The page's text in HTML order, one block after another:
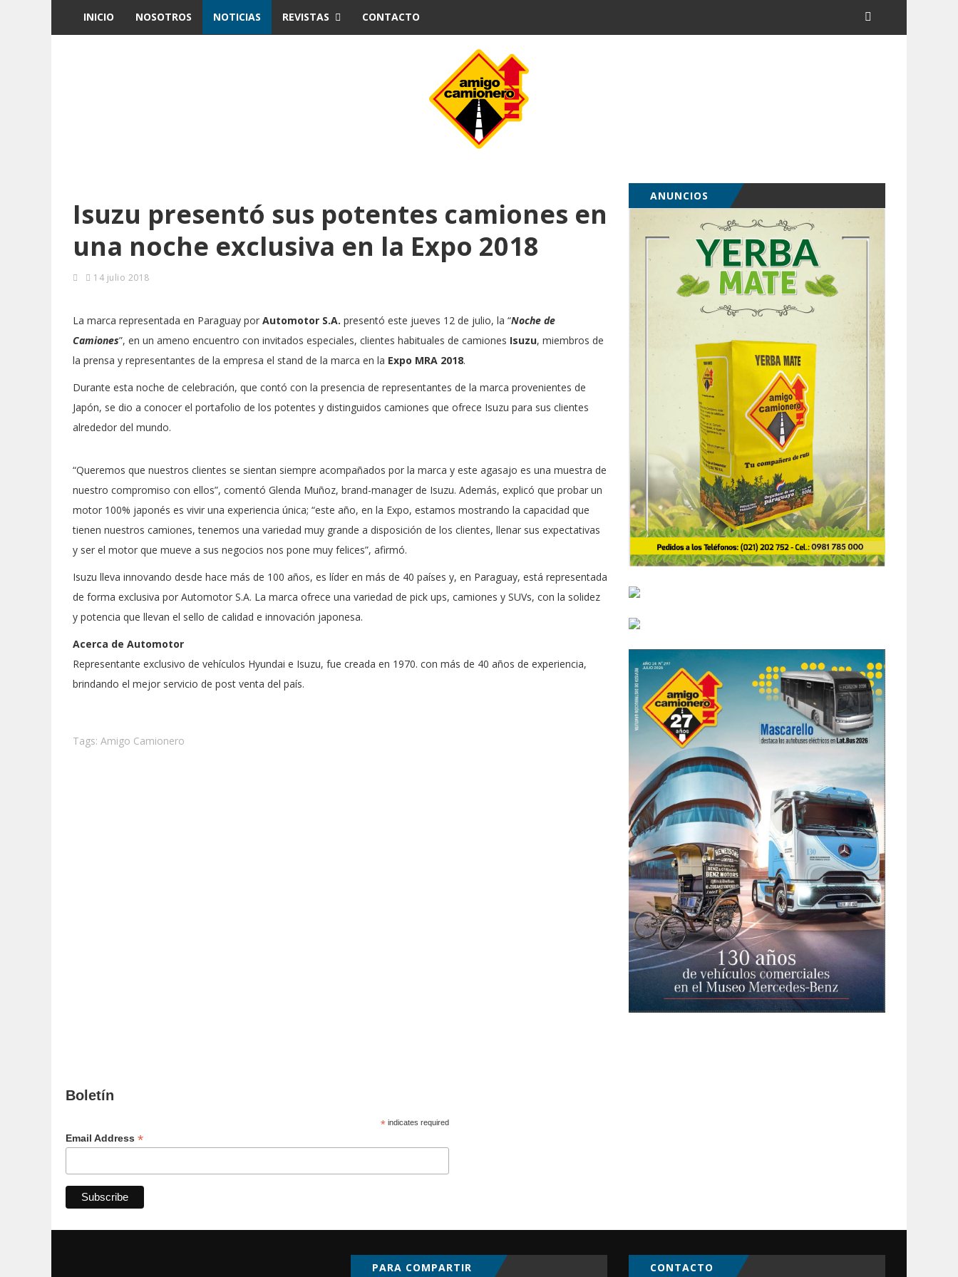
INICIO NOSOTROS NOTICIAS REVISTAS CONTACTO
Isuzu presentó sus potentes camiones en
una noche exclusiva en la Expo 2018
14 julio 2018
La marca representada en Paraguay por Automotor S.A. presentó este jueves 12 de julio, la “Noche de
Camiones”, en un ameno encuentro con invitados especiales, clientes habituales de camiones Isuzu, miembros de
la prensa y representantes de la empresa el stand de la marca en la Expo MRA 2018.
Durante esta noche de celebración, que contó con la presencia de representantes de la marca provenientes de
Japón, se dio a conocer el portafolio de los potentes y distinguidos camiones que ofrece Isuzu para sus clientes
alrededor del mundo.
“Queremos que nuestros clientes se sientan siempre acompañados por la marca y este agasajo es una muestra de
nuestro compromiso con ellos”, comentó Glenda Muñoz, brand-manager de Isuzu. Además, explicó que probar un
motor 100% japonés es vivir una experiencia única; “este año, en la Expo, estamos mostrando la capacidad que
tienen nuestros camiones, tenemos una variedad muy grande a disposición de los clientes, llenar sus expectativas
y ser el motor que mueve a sus negocios nos pone muy felices”, afirmó.
Isuzu lleva innovando desde hace más de 100 años, es líder en más de 40 países y, en Paraguay, está representada
de forma exclusiva por Automotor S.A. La marca ofrece una variedad de pick ups, camiones y SUVs, con la solidez
y potencia que llevan el sello de calidad e innovación japonesa.
Acerca de Automotor
Representante exclusivo de vehículos Hyundai e Isuzu, fue creada en 1970. con más de 40 años de experiencia,
brindando el mejor servicio de post venta del país.
Tags: Amigo Camionero
ANUNCIOS
Boletín
*indicates required
Email Address *
PARA COMPARTIR CONTACTO